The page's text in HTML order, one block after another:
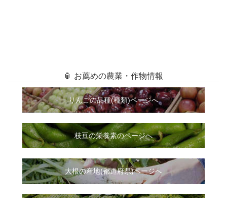
🏮 お薦めの農業・作物情報
りんごの品種(種類)ページへ
枝豆の栄養素のページへ
大根の産地(都道府県)ページへ